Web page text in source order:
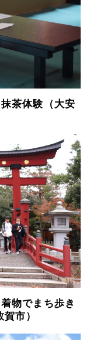
茶体験（大安
物でまち歩き
市）